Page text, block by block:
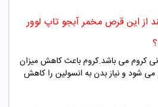
از این قرص مخمر آبجو تاپ لوور
کروم می باشد.کروم باعث کاهش میزان
شود و نیاز بدن به انسولین را کاهش